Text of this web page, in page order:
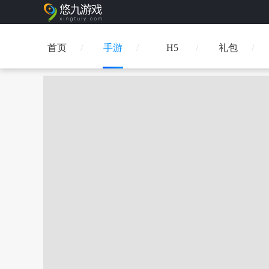
首页 手游 H5 礼包